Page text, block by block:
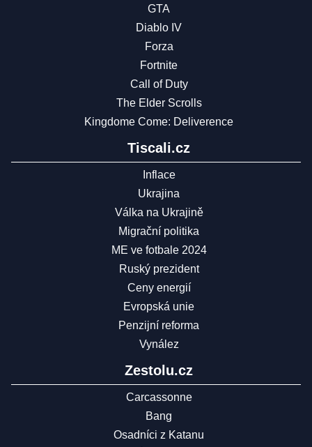
GTA
Diablo IV
Forza
Fortnite
Call of Duty
The Elder Scrolls
Kingdome Come: Deliverence
Tiscali.cz
Inflace
Ukrajina
Válka na Ukrajině
Migrační politika
ME ve fotbale 2024
Ruský prezident
Ceny energií
Evropská unie
Penzijní reforma
Vynález
Zestolu.cz
Carcassonne
Bang
Osadníci z Katanu